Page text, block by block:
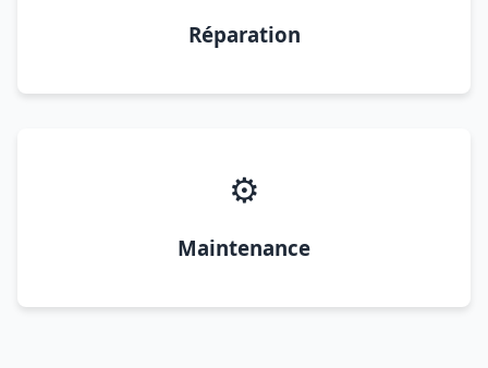
Réparation
⚙️
Maintenance